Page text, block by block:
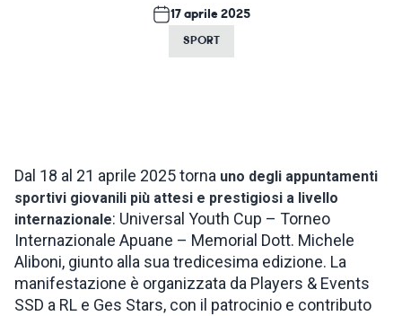
ISPIRAZIONI
WEBCAM
CONTATTI
17 aprile 2025
SPORT
Dal 18 al 21 aprile 2025 torna uno degli appuntamenti
sportivi giovanili più attesi e prestigiosi a livello
internazionale: Universal Youth Cup – Torneo
Internazionale Apuane – Memorial Dott. Michele
Aliboni, giunto alla sua tredicesima edizione. La
manifestazione è organizzata da Players & Events
SSD a RL e Ges Stars, con il patrocinio e contributo